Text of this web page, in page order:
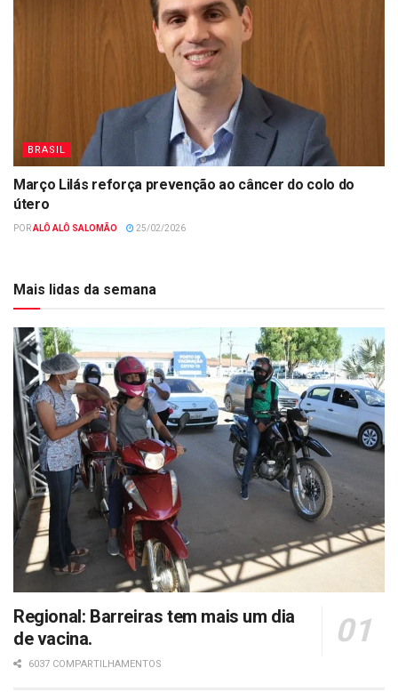
BRASIL
Março Lilás reforça prevenção ao câncer do colo do
útero
PORALÔ ALÔ SALOMÃO 25/02/2026
Mais lidas da semana
Regional: Barreiras tem mais um dia
de vacina.
6037 COMPARTILHAMENTOS